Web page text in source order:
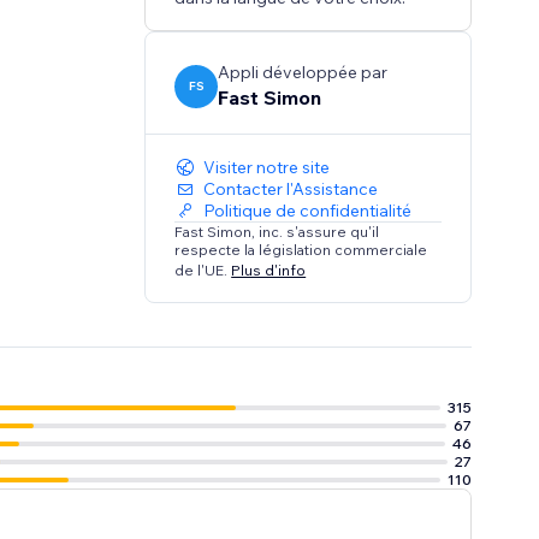
FS
Appli développée par
Fast Simon
Visiter notre site
Contacter l'Assistance
Politique de confidentialité
Fast Simon, inc. s'assure qu'il
respecte la législation commerciale
de l'UE. Plus d'info
315
67
46
27
110